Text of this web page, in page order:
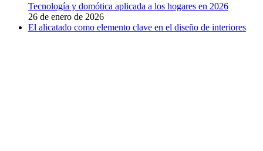
Tecnología y domótica aplicada a los hogares en 2026
26 de enero de 2026
El alicatado como elemento clave en el diseño de interiores